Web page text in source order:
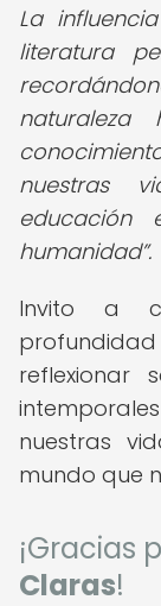
La
literatura
nuestras
humanidad .
Invito a
reflexionar
nuestras
mundo que
¡Gracias
Claras!